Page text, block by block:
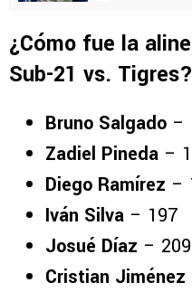
¿Cómo fue la
Sub-21 vs. Tigres?
Bruno Salgado –
Zadiel Pineda –
Diego Ramírez –
Iván Silva – 197
Josué Díaz – 209
Cristian Jiménez